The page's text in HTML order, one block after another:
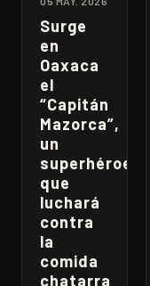
Surge
en
Oaxaca
el
“Capitán
Mazorca”,
un
superhéroe
que
luchará
contra
la
comida
chatarra